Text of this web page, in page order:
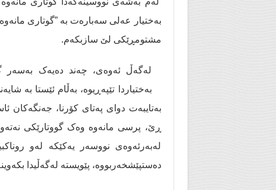
بەختیار عەلی سەبارەت بە ”گوتاری
مشتومڕێکی لێ سازبکەم.
لەگەڵ ئەوەی، چەند دەیەک بەسەر
بەختیاردا تێپەڕیوە، بەڵام ئێستا بە
بەتایبەت دوای پەتای کۆرنا، جەنگەکان
ڕێ، پرسی مانەوە وەک گووتارێکی
لەبەرئەوەی نووسەر یەکێکە لەو
دەستپێشخەربووە، پێویستە لەگەڵیدا